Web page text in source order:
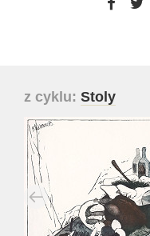
z cyklu: Stoly